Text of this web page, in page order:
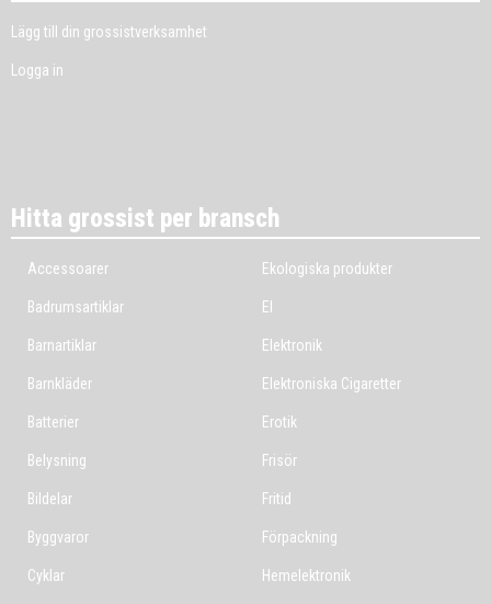
Lägg till din grossistverksamhet
Logga in
Hitta grossist per bransch
Accessoarer
Badrumsartiklar
Barnartiklar
Barnkläder
Batterier
Belysning
Bildelar
Byggvaror
Cyklar
Ekologiska produkter
El
Elektronik
Elektroniska Cigaretter
Erotik
Frisör
Fritid
Förpackning
Hemelektronik